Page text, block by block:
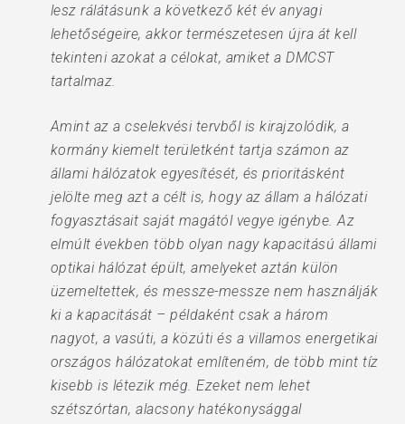
lesz rálátásunk a következő két év anyagi
lehetőségeire, akkor természetesen újra át kell
tekinteni azokat a célokat, amiket a DMCST
tartalmaz.
Amint az a cselekvési tervből is kirajzolódik, a
kormány kiemelt területként tartja számon az
állami hálózatok egyesítését, és prioritásként
jelölte meg azt a célt is, hogy az állam a hálózati
fogyasztásait saját magától vegye igénybe. Az
elmúlt években több olyan nagy kapacitású állami
optikai hálózat épült, amelyeket aztán külön
üzemeltettek, és messze-messze nem használják
ki a kapacitását – példaként csak a három
nagyot, a vasúti, a közúti és a villamos energetikai
országos hálózatokat említeném, de több mint tíz
kisebb is létezik még. Ezeket nem lehet
szétszórtan, alacsony hatékonysággal